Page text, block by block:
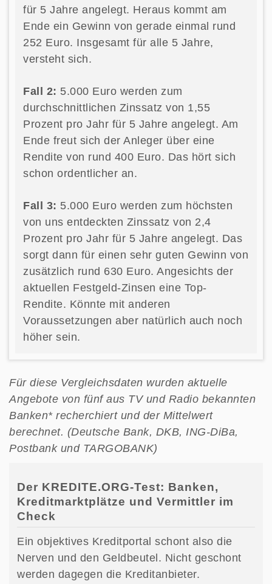
für 5 Jahre angelegt. Heraus kommt am
Ende ein Gewinn von gerade einmal rund
252 Euro. Insgesamt für alle 5 Jahre,
versteht sich.
Fall 2: 5.000 Euro werden zum
durchschnittlichen Zinssatz von 1,55
Prozent pro Jahr für 5 Jahre angelegt. Am
Ende freut sich der Anleger über eine
Rendite von rund 400 Euro. Das hört sich
schon ordentlicher an.
Fall 3: 5.000 Euro werden zum höchsten
von uns entdeckten Zinssatz von 2,4
Prozent pro Jahr für 5 Jahre angelegt. Das
sorgt dann für einen sehr guten Gewinn von
zusätzlich rund 630 Euro. Angesichts der
aktuellen Festgeld-Zinsen eine Top-
Rendite. Könnte mit anderen
Voraussetzungen aber natürlich auch noch
höher sein.
Für diese Vergleichsdaten wurden aktuelle
Angebote von fünf aus TV und Radio bekannten
Banken* recherchiert und der Mittelwert
berechnet. (Deutsche Bank, DKB, ING-DiBa,
Postbank und TARGOBANK)
Der KREDITE.ORG-Test: Banken,
Kreditmarktplätze und Vermittler im
Check
Ein objektives Kreditportal schont also die
Nerven und den Geldbeutel. Nicht geschont
werden dagegen die Kreditanbieter.